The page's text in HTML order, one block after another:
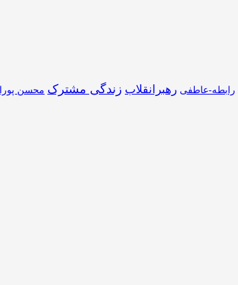
رابطه-عاطفی رهبرانقلاب زندگی مشترک محسن